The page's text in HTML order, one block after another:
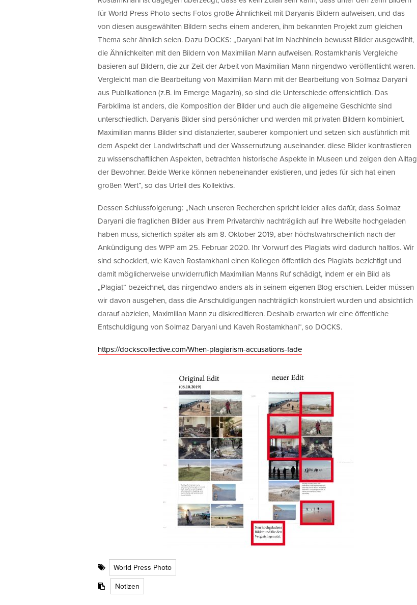
für World Press Photo sechs Fotos große Ähnlichkeit mit Daryanis Bildern aufweisen, und das
von diesen ausgewählten Bildern sechs einem anderen, ihm bekannten Projekt zum gleichen
Thema sehr ähnlich seien. Dazu DOCKS: „Daryani hat im Nachhinein bewusst Bilder ausgewählt,
die Ähnlichkeiten mit den Bildern von Maximilian Mann aufweisen. Rostamkhanis Vergleiche
basieren auf Bildern, die zur Zeit der Arbeit von Maximilian Mann nirgendwo veröffentlicht waren.
Vergleicht man die Bearbeitung von Maximilian Mann mit der Bearbeitung von Solmaz Daryani
aus Publikationen (z.B. im Emerge Magazin), so sind die Unterschiede offensichtlich. Das
Farbklima ist anders, die Komposition der Bilder und auch die allgemeine Geschichte sind
unterschiedlich. Daryanis Bilder sind persönlicher und werden mit privaten Bildern kombiniert.
Maximilian manns Bilder sind distanzierter, sauberer komponiert und setzen sich ausführlich mit
dem Aspekt der Landwirtschaft und der Wassernutzung auseinander. diese Bilder kontrastieren
zu wissenschaftlichen Aspekten, betrachten historische Aspekte in Museen und zeigen den Alltag
der Bewohner. Beide Werke können nebeneinander existieren, und jedes für sich hat einen
großen Wert“, so das Urteil des Kollektivs.
Dessen Schlussfolgerung: „Nach unseren Recherchen spricht leider alles dafür, dass Solmaz
Daryani die fraglichen Bilder aus ihrem Privatarchiv nachträglich auf ihre Website hochgeladen
haben muss, sicherlich später als am 8. Oktober 2019, aber höchstwahrscheinlich nach der
Ankündigung des WPP am 25. Februar 2020. Ihr Vorwurf des Plagiats wird dadurch haltlos. Wir
sind schockiert, wie Kaveh Rostamkhani einen Kollegen öffentlich des Plagiats bezichtigt und
damit möglicherweise unwiderruflich Maximilian Manns Ruf schädigt, indem er ein Bild als
„Plagiat“ bezeichnet, das nirgendwo anders als in seinem eigenen Blog erschien. Leider müssen
wir davon ausgehen, dass die Anschuldigungen nachträglich konstruiert wurden und absichtlich
darauf abzielen, Maximilian Mann zu diskreditieren. Deshalb erwarten wir eine öffentliche
Entschuldigung von Solmaz Daryani und Kaveh Rostamkhani“, so DOCKS.
https://dockscollective.com/When-plagiarism-accusations-fade
World Press Photo
Notizen